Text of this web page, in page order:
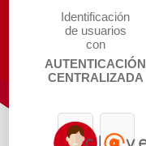
Identificación
de usuarios
con
AUTENTICACIÓN
CENTRALIZADA